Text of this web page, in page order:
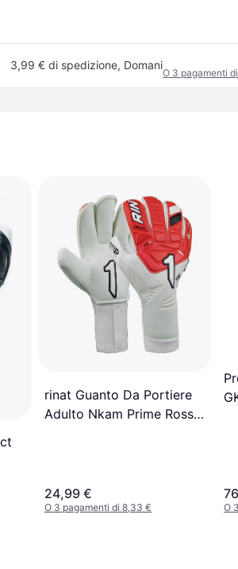
3,99 € di spedizione, Domani
O 3 pagamenti
rinat Guanto Da Portiere
Adulto Nkam Prime Rosso
24,99 €
O 3 pagamenti di 8,33 € O